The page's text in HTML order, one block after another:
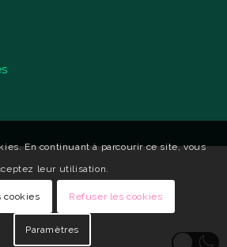
En continuant à parcourir ce site, vous
leur utilisation.
cookies Refuser les cookies
Paramètres